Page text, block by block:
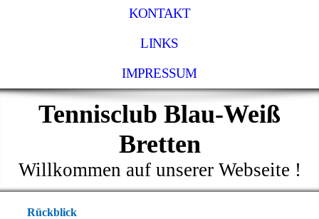
KONTAKT
LINKS
IMPRESSUM
Tennisclub Blau-Weiß
Bretten
Willkommen auf unserer Webseite !
Rückblick